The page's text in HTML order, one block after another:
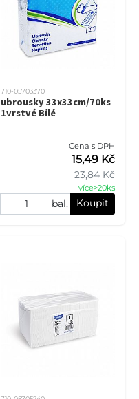
710-05703370
ubrousky 33x33cm/70ks
1vrstvé Bílé
Cena s DPH
23,84 Kč
15,49 Kč
více>20ks
bal. Koupit